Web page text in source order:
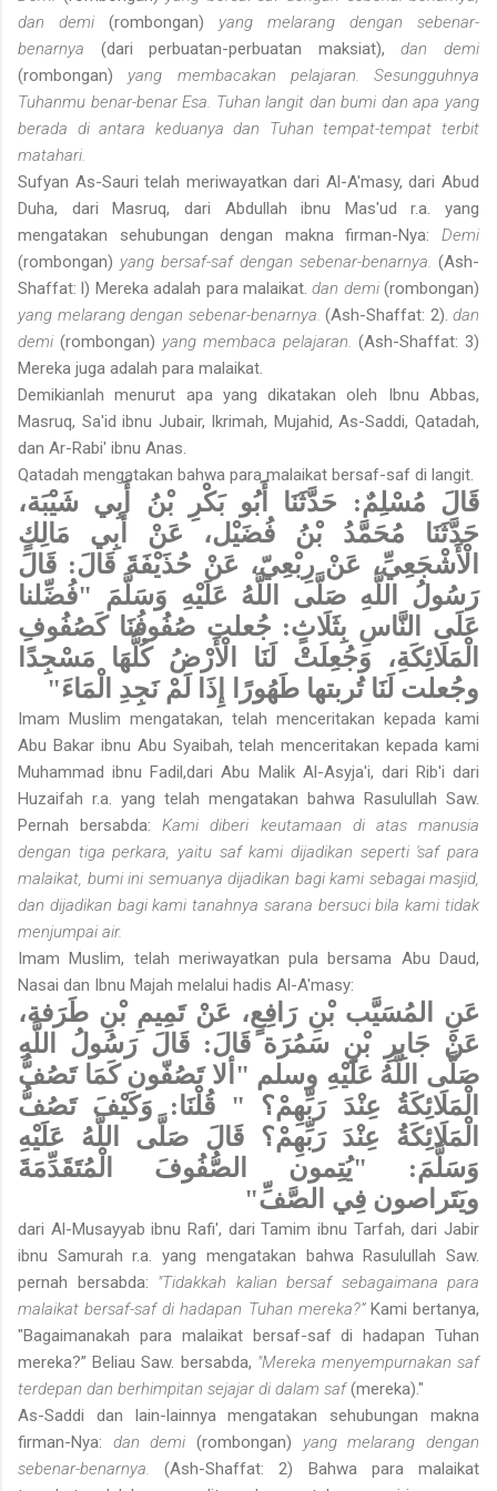
dan demi (rombongan) yang melarang dengan sebenar-
benarnya (dari perbuatan-perbuatan maksiat),dan demi
(rombongan) yang membacakan pelajaran. Sesungguhnya
Tuhanmu benar-benar Esa. Tuhan langit dan bumi dan apa yang
berada di antara keduanya dan Tuhan tempat-tempat terbit
matahari.
Sufyan As-Sauri telah meriwayatkan dari Al-A'masy, dari Abud
Duha, dari Masruq, dari Abdullah ibnu Mas'ud r.a. yang
mengatakan sehubungan dengan makna firman-Nya: Demi
(rombongan) yang bersaf-saf dengan sebenar-benarnya. (Ash-
Shaffat: l) Mereka adalah para malaikat.dan demi (rombongan)
yang melarang dengan sebenar-benarnya. (Ash-Shaffat: 2). dan
demi (rombongan) yang membaca pelajaran. (Ash-Shaffat: 3)
Mereka juga adalah para malaikat.
Demikianlah menurut apa yang dikatakan oleh Ibnu Abbas,
Masruq, Sa'id ibnu Jubair, Ikrimah, Mujahid, As-Saddi, Qatadah,
dan Ar-Rabi' ibnu Anas.
Qatadah mengatakan bahwa para malaikat bersaf-saf di langit.
قَالَ مُسْلِمٌ: حَدَّثَنَا أَبُو بَكْرِ بْنُ أَبِي شَيْبَة،
حَدَّثَنَا مُحَمَّدُ بْنُ فُضَيْل، عَنْ أَبِي مَالِكٍ
الْأَشْجَعِيِّ، عَنْ رِبْعِيّ، عَنْ حُذَيْفَةَ قَالَ: قَالَ
رَسُولُ اللَّهِ صَلَّى اللَّهُ عَلَيْهِ وَسَلَّمَ "فُضِّلنا
عَلَى النَّاسِ بِثَلَاثٍ: جُعلت صُفُوفُنَا كَصُفُوفِ
الْمَلَائِكَةِ، وَجُعِلَتْ لَنَا الْأَرْضُ كُلُّهَا مَسْجِدًا
وجُعلت لَنَا تُربتها طَهُورًا إِذَا لَمْ نَجِدِ الْمَاءَ"
Imam Muslim mengatakan, telah menceritakan kepada kami
Abu Bakar ibnu Abu Syaibah, telah menceritakan kepada kami
Muhammad ibnu Fadil,dari Abu Malik Al-Asyja'i, dari Rib'i dari
Huzaifah r.a. yang telah mengatakan bahwa Rasulullah Saw.
Pernah bersabda:Kami diberi keutamaan di atas manusia
dengan tiga perkara, yaitu saf kami dijadikan seperti 'saf para
malaikat, bumi ini semuanya dijadikan bagi kami sebagai masjid,
dan dijadikan bagi kami tanahnya sarana bersuci bila kami tidak
menjumpai air.
Imam Muslim, telah meriwayatkan pula bersama Abu Daud,
Nasai dan Ibnu Majah melalui hadis Al-A'masy:
عَنِ المُسَيَّب بْنِ رَافِعٍ، عَنْ تَمِيمِ بْنِ طَرَفة،
عَنْ جَابِرِ بْنِ سَمُرَة قَالَ: قَالَ رَسُولُ اللَّهِ
صَلَّى اللَّهُ عَلَيْهِ وسلم "ألا تَصُفّون كَمَا تَصُفُّ
الْمَلَائِكَةُ عِنْدَ رَبِّهِمْ؟ " قُلْنَا: وَكَيْفَ تَصُفُّ
الْمَلَائِكَةُ عِنْدَ رَبِّهِمْ؟ قَالَ صَلَّى اللَّهُ عَلَيْهِ
وَسَلَّمَ: "يُتِمون الصُّفُوفَ الْمُتَقَدِّمَةَ
ويَتَراصون فِي الصَّفِّ"
dari Al-Musayyab ibnu Rafi', dari Tamim ibnu Tarfah, dari Jabir
ibnu Samurah r.a. yang mengatakan bahwa Rasulullah Saw.
pernah bersabda: "Tidakkah kalian bersaf sebagaimana para
malaikat bersaf-saf di hadapan Tuhan mereka?” Kami bertanya,
"Bagai­manakah para malaikat bersaf-saf di hadapan Tuhan
mereka?” Beliau Saw. bersabda, "Mereka menyempurnakan saf
terdepan dan berhimpitan sejajar di dalam saf(mereka)."
As-Saddi dan lain-lainnya mengatakan sehubungan makna
firman-Nya: dan demi(rombongan) yang melarang dengan
sebenar-benarnya.(Ash-Shaffat: 2) Bahwa para malaikat